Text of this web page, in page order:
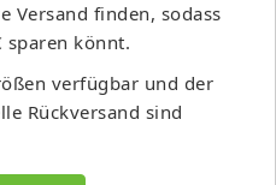
Versand finden, sodass
könnt.
verfügbar und der
Rückversand sind